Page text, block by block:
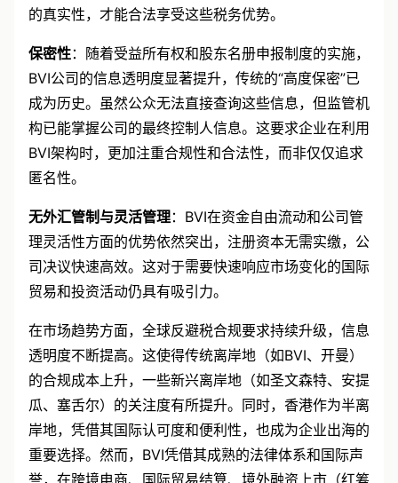
然而，经济实质要求的深化意味着企业需要证明其业务
保密性：随着受益所有权和股东名册申报制度的实施，
BVI公司的信息透明度显著提升，传统的“高度保密”已
成为历史。虽然公众无法直接查询这些信息，但监管机
构已能掌握公司的最终控制人信息。这要求企业在利用
BVI架构时，更加注重合规性和合法性，而非仅仅追求
无外汇管制与灵活管理：BVI在资金自由流动和公司管
理灵活性方面的优势依然突出，注册资本无需实缴，公
司决议快速高效。这对于需要快速响应市场变化的国际
在市场趋势方面，全球反避税合规要求持续升级，信息
透明度不断提高。这使得传统离岸地（如BVI、开曼）
的合规成本上升，一些新兴离岸地（如圣文森特、安提
瓜、塞舌尔）的关注度有所提升。同时，香港作为半离
岸地，凭借其国际认可度和便利性，也成为企业出海的
重要选择。然而，BVI凭借其成熟的法律体系和国际声